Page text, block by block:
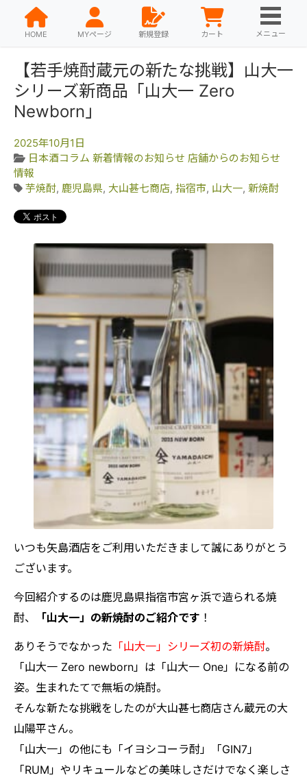
HOME MYページ 新規登録 カート メニュー
【若手焼酎蔵元の新たな挑戦】山大一
シリーズ新商品「山大一 Zero
Newborn」
2025年10月1日
日本酒コラム 新着情報のお知らせ 店舗からのお知らせ
情報
芋焼酎, 鹿児島県, 大山甚七商店, 指宿市, 山大一, 新焼酎
いつも矢島酒店をご利用いただきまして誠にありがとう
ございます。
今回紹介するのは鹿児島県指宿市宮ヶ浜で造られる焼
酎、
「山大一」の新焼酎のご紹介です ！
ありそうでなかった 「山大一」シリーズ初の新焼酎。
「山大一 Zero newborn」は「山大一 One」になる前の
姿。生まれたてで無垢の焼酎。
そんな新たな挑戦をしたのが大山甚七商店さん蔵元の大
山陽平さん。
「山大一」の他にも「イヨシコーラ酎」「GIN7」
「RUM」やリキュールなどの美味しさだけでなく楽しさ